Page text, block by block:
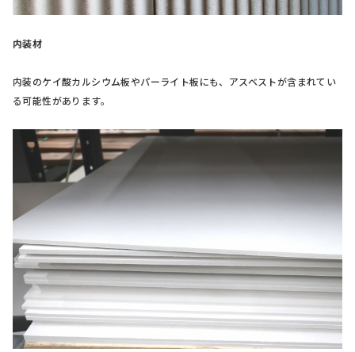
内装材
内装のケイ酸カルシウム板やパーライト板にも、アスベストが含まれてい
る可能性があります。